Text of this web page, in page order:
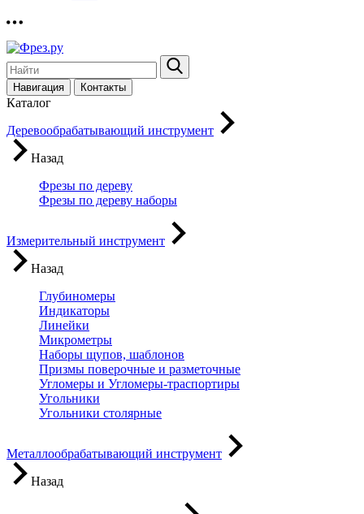
Навигация Контакты
Каталог
Деревообрабатывающий инструмент
Назад
Фрезы по дереву
Фрезы по дереву наборы
Измерительный инструмент
Назад
Глубиномеры
Индикаторы
Линейки
Микрометры
Наборы щупов, шаблонов
Призмы поверочные и разметочные
Угломеры и Угломеры-траспортиры
Угольники
Угольники столярные
Металлообрабатывающий инструмент
Назад